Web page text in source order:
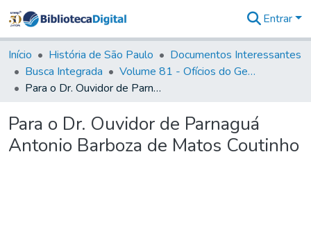
&
Coleções
Tudo na
Biblioteca
Estatísticas
Entrar
Início História de São Paulo
Documentos Interessantes
Busca Integrada
Volume 81 - Ofícios do General Martim Lopes de Saldanha (Governador da Capitania)
Para o Dr. Ouvidor de Parnaguá Antonio Barboza de Matos Coutinho
Para o Dr. Ouvidor de Parnaguá
Antonio Barboza de Matos Coutinho